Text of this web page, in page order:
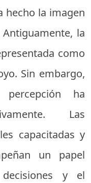
hecho la imagen
la
como
Sin embargo,
ha
Las
capacitadas y
un papel
y el